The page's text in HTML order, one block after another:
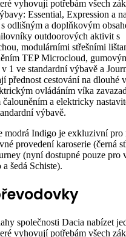
vyhovují potřebám všech
Essential, Expression a
odlišným a doplňkovým
outdoorových aktivit s
modulárními střešními
TEP Microcloud,
1 ve standardní výbavě a
přednost cestování na dlouhé
ovládáním víka
a elektricky
výbavě.
modrá Indigo je exkluzivní pro
provedení karoserie (černá
(nyní dostupné pouze pro
šedá Schiste).
společnosti Dacia nabízet
vyhovují potřebám všech